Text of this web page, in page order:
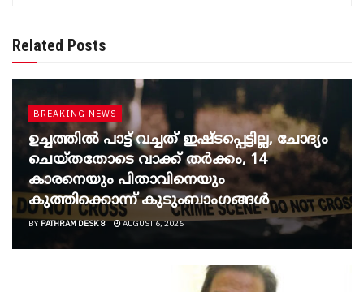
Related Posts
BREAKING NEWS
ഉച്ചത്തില്‍ പാട്ട് വച്ചത് ഇഷ്ടപ്പെട്ടില്ല, ചോദ്യം
ചെയ്തതോടെ വാക്ക് തര്‍ക്കം, 14
കാരനെയും പിതാവിനെയും
കുത്തിക്കൊന്ന് കുടുംബാംഗങ്ങള്‍
BY PATHRAM DESK 8 AUGUST 6, 2026